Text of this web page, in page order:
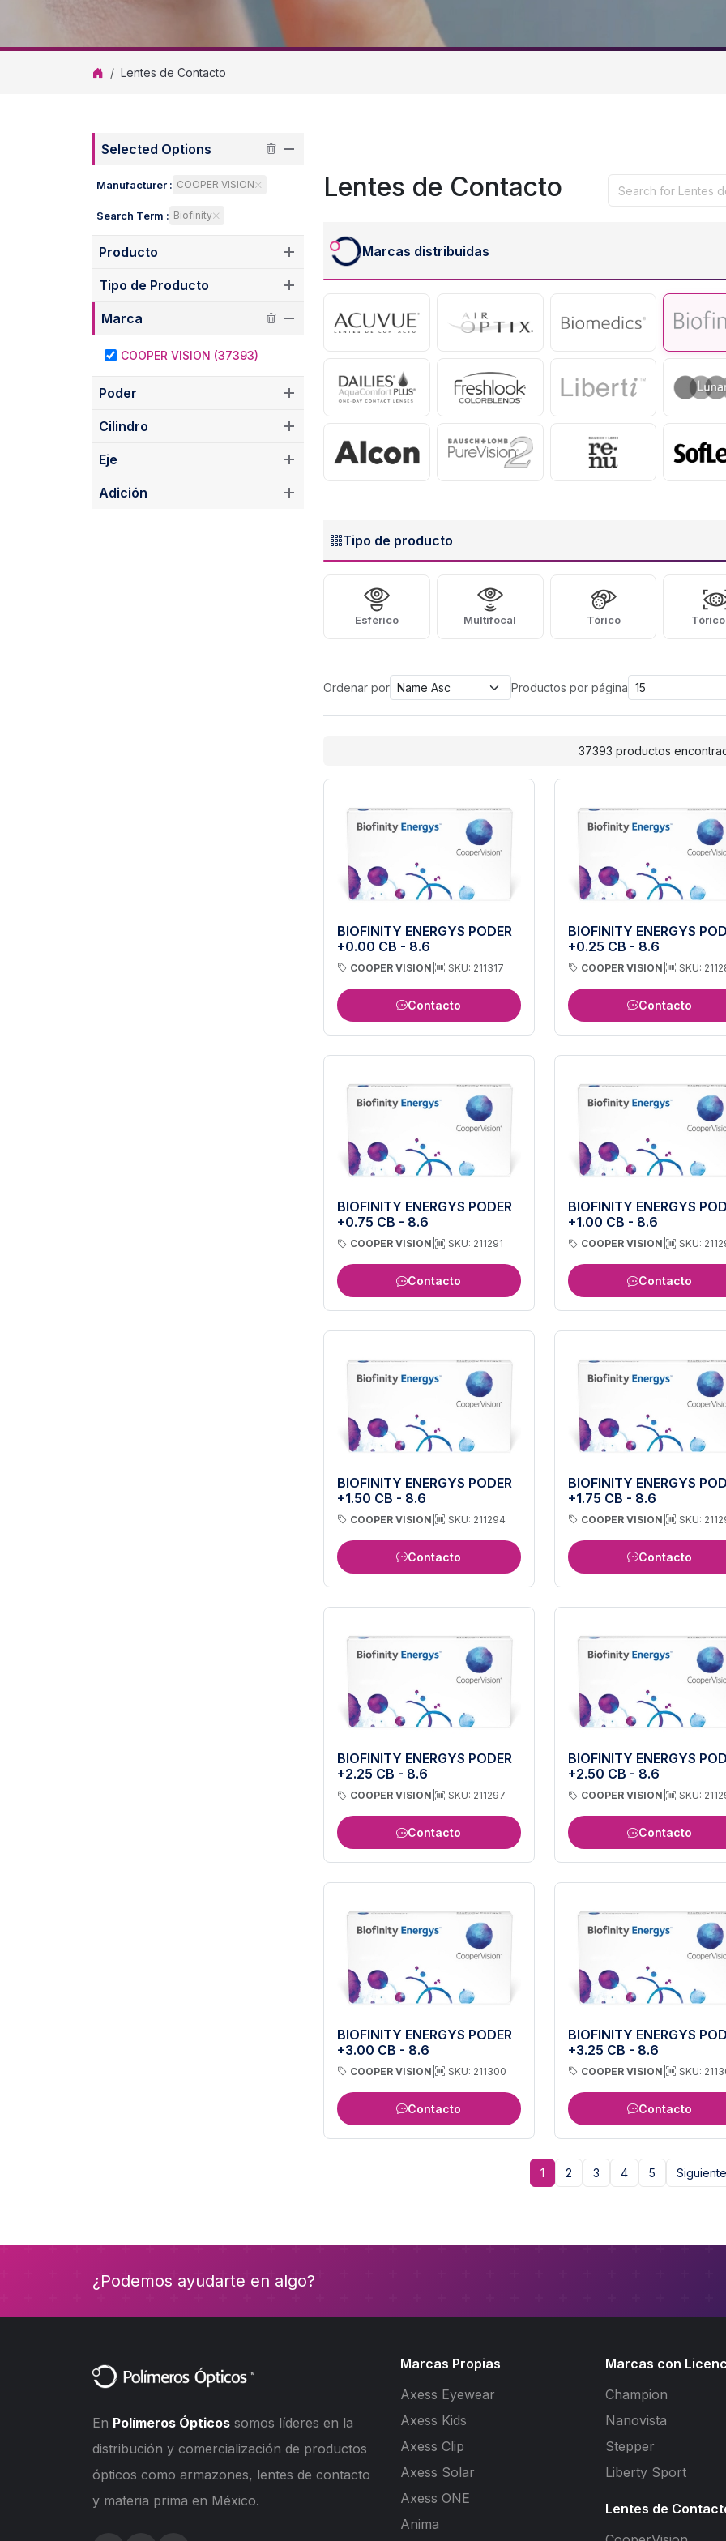
Lentes de Contacto
Selected Options
Manufacturer : COOPER VISION
Search Term : Biofinity
Producto
Tipo de Producto
Marca
COOPER VISION (37393)
Poder
Cilindro
Eje
Adición
Lentes de Contacto
Marcas distribuidas
Tipo de producto
Esférico Multifocal Tórico Tórico
Lentes de Contacto
Ordenar por Productos por página
37393 productos
BIOFINITY ENERGYS PODER
+0.00 CB - 8.6
COOPER VISION SKU: 211317
Contacto
BIOFINITY ENERGYS
+0.25 CB - 8.6
COOPER VISION SKU:
Contacto
BIOFINITY ENERGYS PODER
+0.75 CB - 8.6
COOPER VISION SKU: 211291
Contacto
BIOFINITY ENERGYS
+1.00 CB - 8.6
COOPER VISION SKU:
Contacto
BIOFINITY ENERGYS PODER
+1.50 CB - 8.6
COOPER VISION SKU: 211294
Contacto
BIOFINITY ENERGYS
+1.75 CB - 8.6
COOPER VISION SKU:
Contacto
BIOFINITY ENERGYS PODER
+2.25 CB - 8.6
COOPER VISION SKU: 211297
Contacto
BIOFINITY ENERGYS
+2.50 CB - 8.6
COOPER VISION SKU:
Contacto
BIOFINITY ENERGYS PODER
+3.00 CB - 8.6
COOPER VISION SKU: 211300
Contacto
BIOFINITY ENERGYS
+3.25 CB - 8.6
COOPER VISION SKU:
Contacto
1 2 3 4 5 Siguiente
¿Podemos ayudarte en algo?
En Polímeros Ópticos somos líderes en la
distribución y comercialización de productos
ópticos como armazones, lentes de contacto
y materia prima en México.
Marcas Propias
Axess Eyewear
Axess Kids
Axess Clip
Axess Solar
Axess ONE
Anima
Marcas con
Champion
Nanovista
Stepper
Liberty Sport
Lentes de